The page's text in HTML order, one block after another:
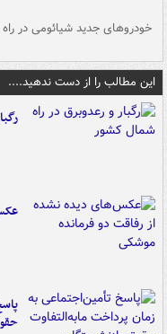
خودروهای جدید شیائومی در راه
این مطالب را از دست ندهید....